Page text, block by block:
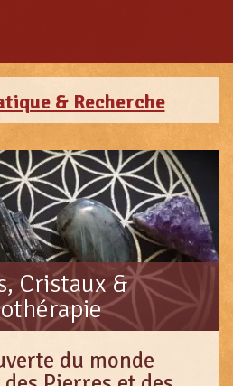
& Recherche
Cristaux &
du monde